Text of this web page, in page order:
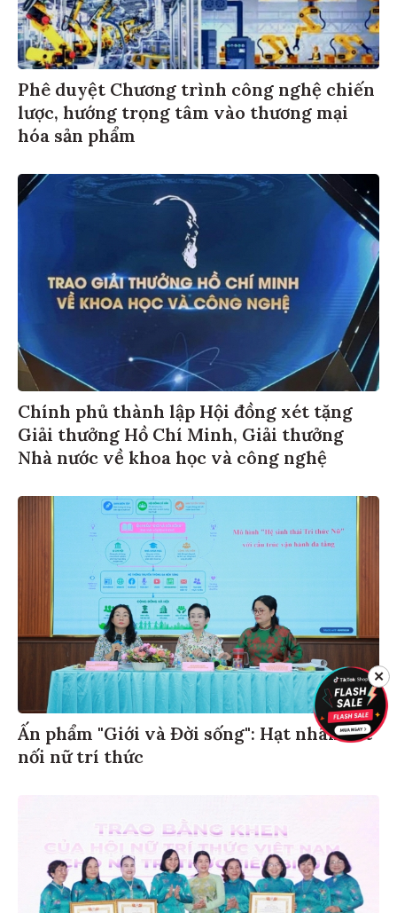
Phê duyệt Chương trình công nghệ chiến
lược, hướng trọng tâm vào thương mại
hóa sản phẩm
Chính phủ thành lập Hội đồng xét tặng
Giải thưởng Hồ Chí Minh, Giải thưởng
Nhà nước về khoa học và công nghệ
Ấn phẩm "Giới và Đời sống": Hạt nhân kết
nối nữ trí thức
✕